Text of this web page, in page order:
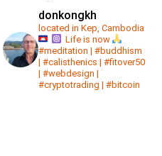
donkongkh
located in Kep, Cambodia
Life is now
#meditation | #buddhism
| #calisthenics | #fitover50
| #webdesign |
#cryptotrading | #bitcoin